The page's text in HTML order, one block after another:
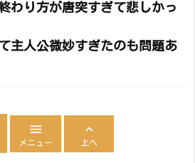
わり方が唐突すぎて悲しかっ
主人公微妙すぎたのも問題あ

メニュー

上へ